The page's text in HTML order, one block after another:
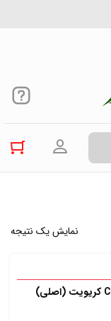
ورود به
نمایش یک نتیجه